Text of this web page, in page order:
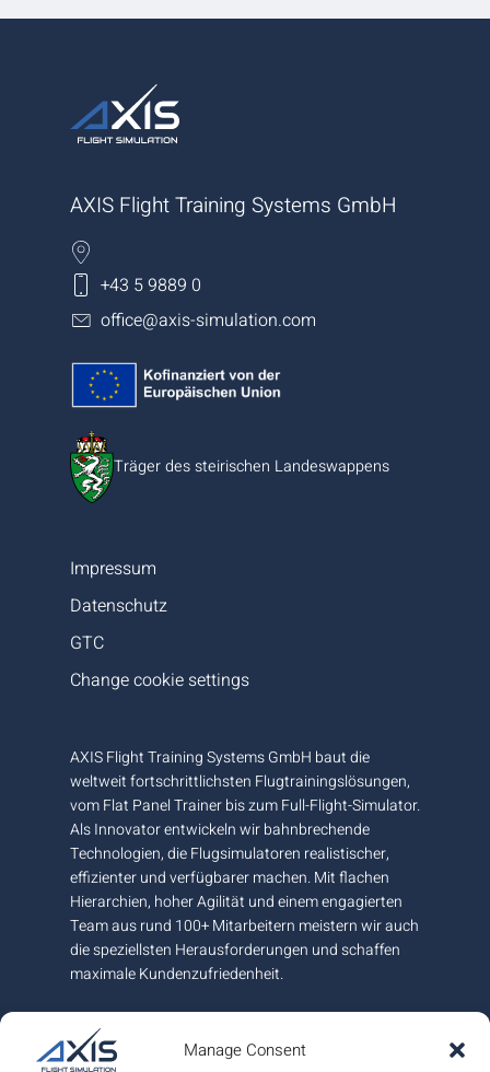
Manage Consent
AXIS Flight Training Systems GmbH
+43 5 9889 0
office@axis-simulation.com
Träger des steirischen Landeswappens
AXIS Flight Training Systems GmbH baut die
weltweit fortschrittlichsten Flugtrainingslösungen,
vom Flat Panel Trainer bis zum Full-Flight-Simulator.
Als Innovator entwickeln wir bahnbrechende
Technologien, die Flugsimulatoren realistischer,
effizienter und verfügbarer machen. Mit flachen
Hierarchien, hoher Agilität und einem engagierten
Team aus rund 100+ Mitarbeitern meistern wir auch
die speziellsten Herausforderungen und schaffen
maximale Kundenzufriedenheit.
An unserem Hauptsitz und Fertigungsstandort
nahe Graz in Österreich garantieren wir höchste
Impressum
Datenschutz
GTC
Change cookie settings